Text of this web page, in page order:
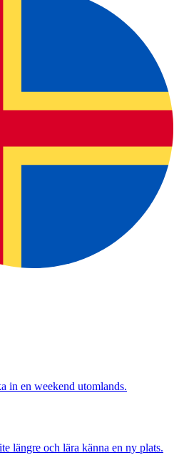
in en weekend utomlands.
längre och lära känna en ny plats.